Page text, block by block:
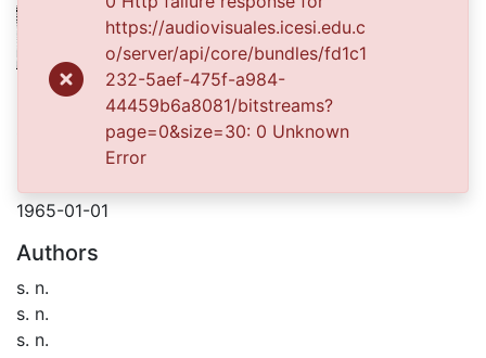
Files
0602487.JPG(27.49 KB)
1965-01-01
Authors
s. n.
s. n.
s. n.
https://audiovisuales.icesi.edu.c
o/server/api/core/bundles/fd1c1
232-5aef-475f-a984-
44459b6a8081/bitstreams?
page=0&size=30: 0 Unknown
Error